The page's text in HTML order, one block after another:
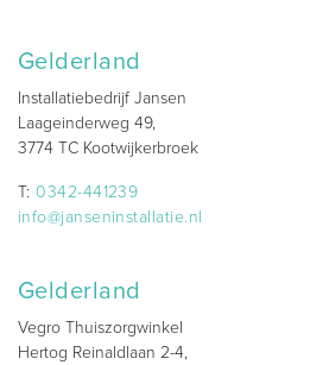
Gelderland
Installatiebedrijf Jansen
Laageinderweg 49,
3774 TC Kootwijkerbroek
T:0342-441239
info@janseninstallatie.nl
Gelderland
Vegro Thuiszorgwinkel
Hertog Reinaldlaan 2-4,